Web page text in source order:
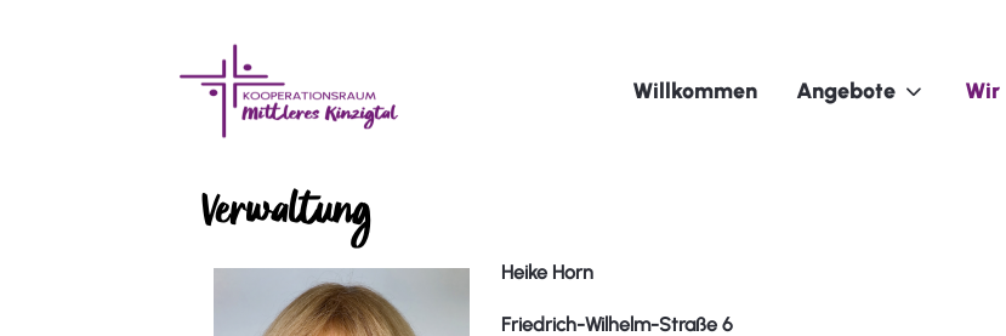
Willkommen Angebote Wir
Verwaltung
Heike Horn
Friedrich-Wilhelm-Straße 6